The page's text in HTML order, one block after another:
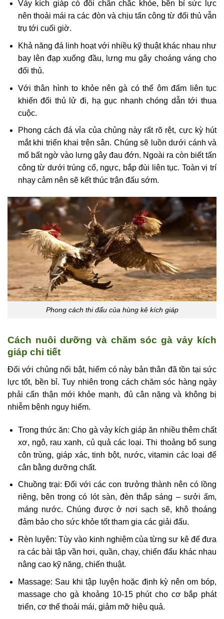
Vảy kích giáp có đôi chân chắc khỏe, bền bỉ sức lực
nên thoải mái ra các đòn và chịu tấn công từ đối thủ vẫn
trụ tới cuối giờ.
Khả năng đá linh hoạt với nhiều kỹ thuật khác nhau như
bay lên đạp xuống đầu, lưng mu gây choáng váng cho
đối thủ.
Với thân hình to khỏe nên gà có thể ôm đấm liên tục
khiến đối thủ lử đi, hạ gục nhanh chóng dẫn tới thua
cuộc.
Phong cách đá vỉa của chủng này rất rõ rệt, cực kỳ hút
mắt khi triển khai trên sân. Chúng sẽ luồn dưới cánh và
mổ bất ngờ vào lưng gây đau đớn. Ngoài ra còn biết tấn
công từ dưới trúng cổ, ngực, bắp đùi liên tục. Toàn vị trí
nhạy cảm nên sẽ kết thúc trận đấu sớm.
Phong cách thi đấu của hùng kê kích giáp
Cách nuôi dưỡng và chăm sóc gà vảy kích
giáp chi tiết
Đối với chủng nổi bật, hiếm có này bản thân đã tồn tại sức
lực tốt, bền bỉ. Tuy nhiên trong cách chăm sóc hàng ngày
phải cẩn thận mới khỏe mạnh, đủ cân nặng và không bị
nhiễm bệnh nguy hiểm.
Trong thức ăn: Cho gà vảy kích giáp ăn nhiều thêm chất
xơ, ngô, rau xanh, củ quả các loại. Thi thoảng bổ sung
côn trùng, giáp xác, tinh bột, nước, vitamin các loại để
cân bằng dưỡng chất.
Chuồng trại: Đối với các con trưởng thành nên có lồng
riêng, bên trong có lót sàn, đèn thắp sáng – sưởi ấm,
máng nước. Chúng được ở nơi sạch sẽ, khô thoáng
đảm bảo cho sức khỏe tốt tham gia các giải đấu.
Rèn luyện: Tùy vào kinh nghiệm của từng sư kê để đưa
ra các bài tập vần hơi, quần, chạy, chiến đấu khác nhau
nâng cao kỹ năng, chiến thuật.
Massage: Sau khi tập luyện hoặc định kỳ nên om bóp,
massage cho gà khoảng 10-15 phút cho cơ bắp phát
triển, cơ thể thoải mái, giảm mỡ hiệu quả.